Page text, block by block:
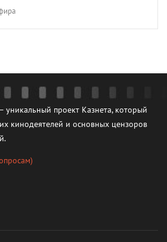
уникальный проект Казнета, который
кинодеятелей и основных цензоров